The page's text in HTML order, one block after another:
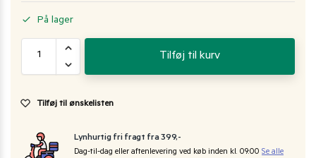
På lager
Tilføj til kurv
Tilføj til ønskelisten
Lynhurtig fri fragt fra 399,-
Dag-til-dag eller aftenlevering ved køb inden kl. 09:00 Se alle